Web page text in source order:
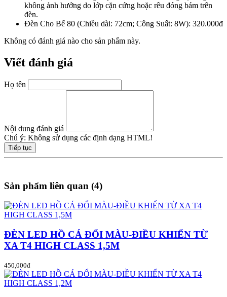
không ảnh hưởng do lớp cặn cứng hoặc rêu đóng bám trên
đèn.
Đèn Cho Bể 80 (Chiều dài: 72cm; Công Suất: 8W): 320.000đ
Không có đánh giá nào cho sản phẩm này.
Viết đánh giá
Họ tên
Nội dung đánh giá
Chú ý: Không sử dụng các định dạng HTML!
Tiếp tục
Sản phẩm liên quan (4)
ĐÈN LED HỒ CÁ ĐỔI MÀU-ĐIỀU KHIỂN TỪ
XA T4 HIGH CLASS 1,5M
450,000đ